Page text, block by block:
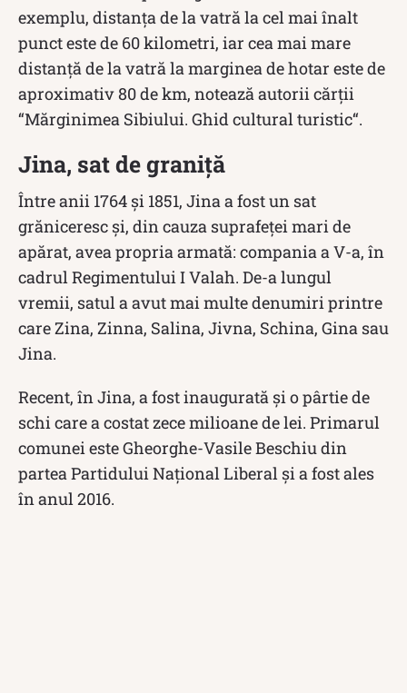
exemplu, distanţa de la vatră la cel mai înalt
punct este de 60 kilometri, iar cea mai mare
distanță de la vatră la marginea de hotar este de
aproximativ 80 de km, notează autorii cărţii
“Mărginimea Sibiului. Ghid cultural turistic“.
Jina, sat de graniță
Între anii 1764 și 1851, Jina a fost un sat
grăniceresc și, din cauza suprafeței mari de
apărat, avea propria armată: compania a V-a, în
cadrul Regimentului I Valah. De-a lungul
vremii, satul a avut mai multe denumiri printre
care Zina, Zinna, Salina, Jivna, Schina, Gina sau
Jina.
Recent, în Jina, a fost inaugurată și o pârtie de
schi care a costat zece milioane de lei. Primarul
comunei este Gheorghe-Vasile Beschiu din
partea Partidului Național Liberal și a fost ales
în anul 2016.